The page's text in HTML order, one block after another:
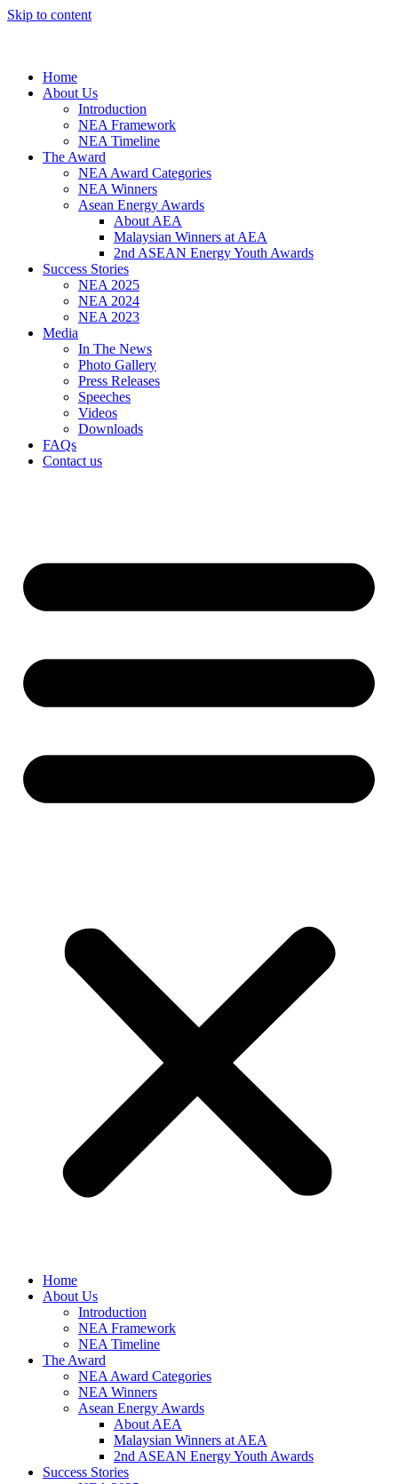
Skip to content
Home
About Us
Introduction
NEA Framework
NEA Timeline
The Award
NEA Award Categories
NEA Winners
Asean Energy Awards
About AEA
Malaysian Winners at AEA
2nd ASEAN Energy Youth Awards
Success Stories
NEA 2025
NEA 2024
NEA 2023
Media
In The News
Photo Gallery
Press Releases
Speeches
Videos
Downloads
FAQs
Contact us
Home
About Us
Introduction
NEA Framework
NEA Timeline
The Award
NEA Award Categories
NEA Winners
Asean Energy Awards
About AEA
Malaysian Winners at AEA
2nd ASEAN Energy Youth Awards
Success Stories